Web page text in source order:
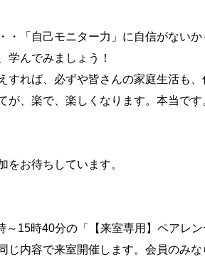
・「自己モニター力」に自信がない
学んでみましょう！
すれば、必ずや皆さんの家庭生活も
が、楽で、楽しくなります。本当です
をお待ちしています。
15時40分の「【来室専用】ペアレ
じ内容で来室開催します。会員のみ